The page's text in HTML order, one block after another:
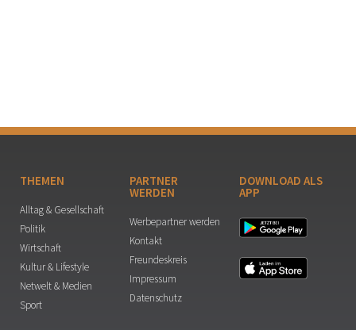
THEMEN
Alltag & Gesellschaft
Politik
Wirtschaft
Kultur & Lifestyle
Netwelt & Medien
Sport
PARTNER
WERDEN
Werbepartner werden
Kontakt
Freundeskreis
Impressum
Datenschutz
DOWNLOAD ALS
APP